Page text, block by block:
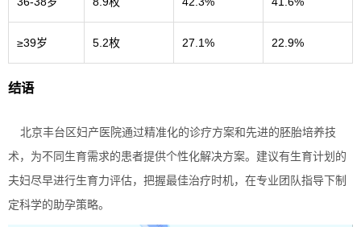
≥39岁 5.2枚 27.1% 22.9%
结语
北京丰台区妇产医院通过精准化的诊疗方案和先进的胚胎培养技
术，为不同生育需求的患者提供个性化解决方案。建议有生育计划的
夫妇尽早进行生育力评估，把握最佳治疗时机，在专业团队指导下制
定科学的助孕策略。